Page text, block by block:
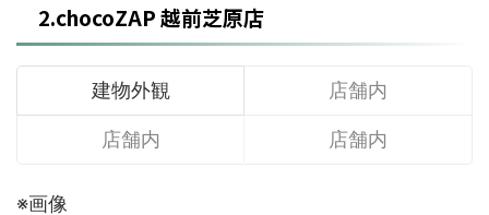
2.chocoZAP 越前芝原店
建物外観 店舗内
店舗内 店舗内
※画像